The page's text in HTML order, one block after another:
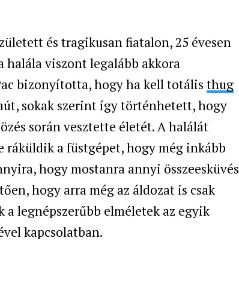
és tragikusan fiatalon, 25 évesen
halála viszont legalább akkora
bizonyította, hogy ha kell totális thug
sokak szerint így történhetett, hogy
során vesztette életét. A halálát
ráküldik a füstgépet, hogy még inkább
hogy mostanra annyi összeesküvés
hogy arra még az áldozat is csak
a legnépszerűbb elméletek az egyik
kapcsolatban.